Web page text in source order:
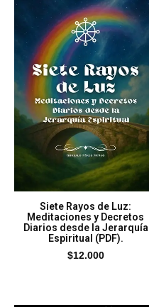
Siete Rayos de Luz:
Meditaciones y Decretos
Diarios desde la Jerarquía
Espiritual (PDF).
$12.000